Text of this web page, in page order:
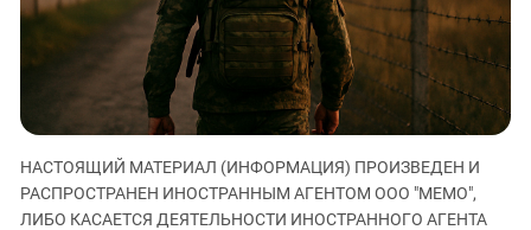
ЗАСТАВЛЯЕТ
КАВКАЗ ЗА ПАЛЕСТИНУ
ИНАКОМЫСЛИЕ В ЧЕЧНЕ
ПРЕСЛЕДОВАНИЕ АКТИВИСТОВ
МОБИЛИЗАЦИЯ И ПРОТЕСТЫ
Дагестан
Ингушетия
Кабардино-Балкария
Калмыкия
Карачаево-Черкесия
Краснодарский край
НАСТОЯЩИЙ МАТЕРИАЛ (ИНФОРМАЦИЯ) ПРОИЗВЕДЕН И
РАСПРОСТРАНЕН ИНОСТРАННЫМ АГЕНТОМ ООО "МЕМО",
ЛИБО КАСАЕТСЯ ДЕЯТЕЛЬНОСТИ ИНОСТРАННОГО АГЕНТА